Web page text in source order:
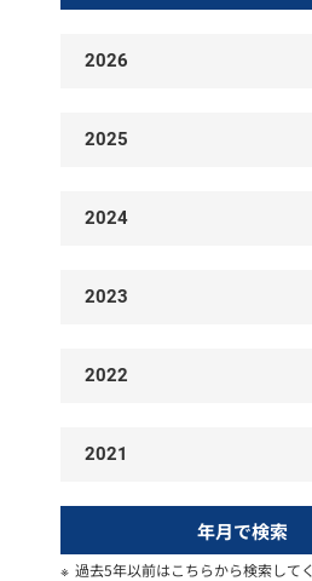
2026
2025
2024
2023
2022
2021
年月で検索
過去5年以前はこちらから検索して